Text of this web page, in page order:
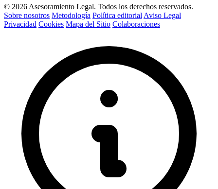
© 2026 Asesoramiento Legal. Todos los derechos reservados.
Sobre nosotros Metodología Política editorial Aviso Legal
Privacidad Cookies Mapa del Sitio Colaboraciones